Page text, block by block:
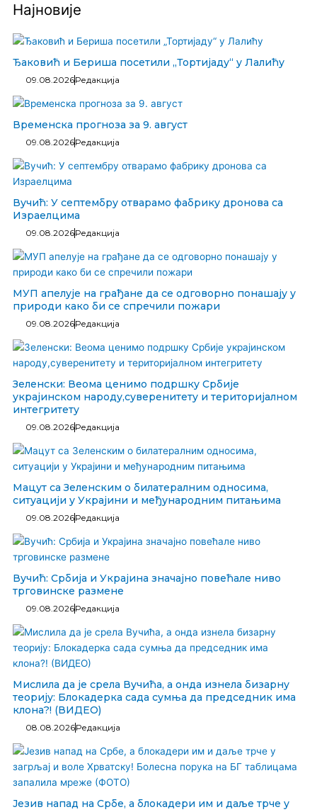
Најновије
Ђаковић и Бериша посетили „Тортијаду“ у Лалићу
09.08.2026Редакција
Временска прогноза за 9. август
09.08.2026Редакција
Вучић: У септембру отварамо фабрику дронова са
Израелцима
09.08.2026Редакција
МУП апелује на грађане да се одговорно понашају у
природи како би се спречили пожари
09.08.2026Редакција
Зеленски: Веома ценимо подршку Србије
украјинском народу,суверенитету и територијалном
интегритету
09.08.2026Редакција
Мацут са Зеленским о билатералним односима,
ситуацији у Украјини и међународним питањима
09.08.2026Редакција
Вучић: Србија и Украјина значајно повећале ниво
трговинске размене
09.08.2026Редакција
Мислила да је срела Вучића, а онда изнела бизарну
теорију: Блокадерка сада сумња да председник има
клона?! (ВИДЕО)
08.08.2026Редакција
Језив напад на Србе, а блокадери им и даље трче у